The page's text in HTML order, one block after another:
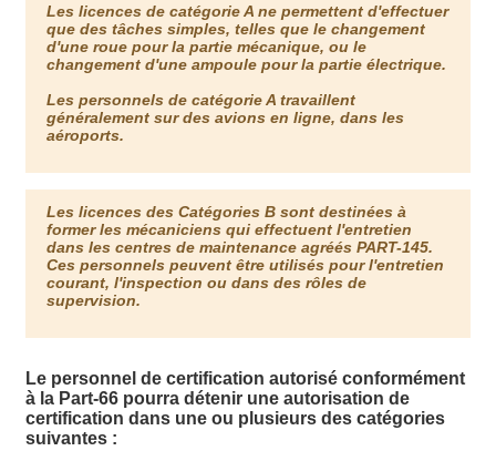
Les licences de catégorie A ne permettent d'effectuer
que des tâches simples, telles que le changement
d'une roue pour la partie mécanique, ou le
changement d'une ampoule pour la partie électrique.
Les personnels de catégorie A travaillent
généralement sur des avions en ligne, dans les
aéroports.
Les licences des Catégories B sont destinées à
former les mécaniciens qui effectuent l'entretien
dans les centres de maintenance agréés PART-145.
Ces personnels peuvent être utilisés pour l'entretien
courant, l'inspection ou dans des rôles de
supervision.
Le personnel de certification autorisé conformément
à la Part-66 pourra détenir une autorisation de
certification dans une ou plusieurs des catégories
suivantes :